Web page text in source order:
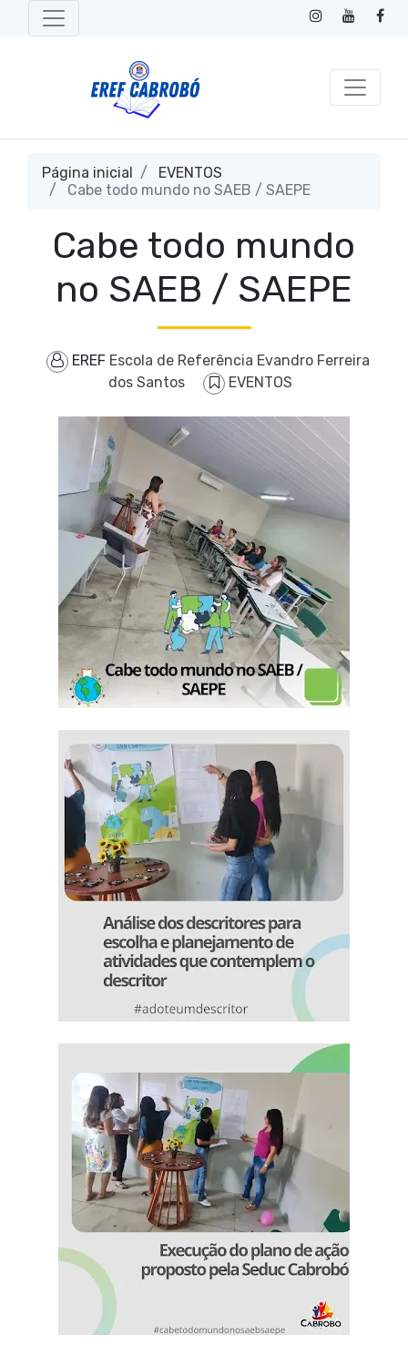
Página inicial
EVENTOS
Cabe todo mundo no SAEB / SAEPE
Cabe todo mundo
no SAEB / SAEPE
EREF Escola de Referência Evandro Ferreira
dos Santos
EVENTOS